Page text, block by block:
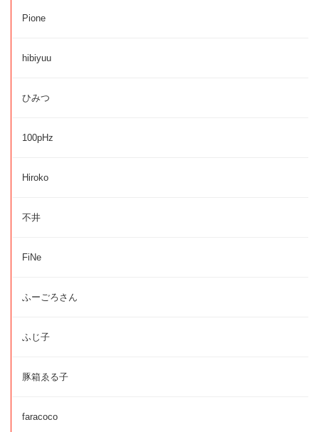
Pione
hibiyuu
ひみつ
100pHz
Hiroko
不井
FiNe
ふーごろさん
ふじ子
豚箱ゑる子
faracoco